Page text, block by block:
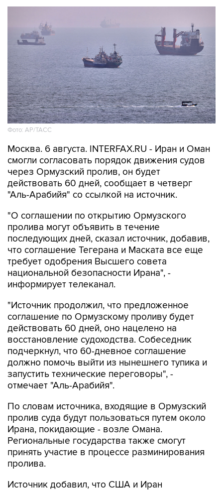
Фото: AP/ТАСС
Москва. 6 августа. INTERFAX.RU - Иран и Оман
смогли согласовать порядок движения судов
через Ормузский пролив, он будет
действовать 60 дней, сообщает в четверг
"Аль-Арабийя" со ссылкой на источник.
"О соглашении по открытию Ормузского
пролива могут объявить в течение
последующих дней, сказал источник, добавив,
что соглашение Тегерана и Маската все еще
требует одобрения Высшего совета
национальной безопасности Ирана", -
информирует телеканал.
"Источник продолжил, что предложенное
соглашение по Ормузскому проливу будет
действовать 60 дней, оно нацелено на
восстановление судоходства. Собеседник
подчеркнул, что 60-дневное соглашение
должно помочь выйти из нынешнего тупика и
запустить технические переговоры", -
отмечает "Аль-Арабийя".
По словам источника, входящие в Ормузский
пролив суда будут пользоваться путем около
Ирана, покидающие - возле Омана.
Региональные государства также смогут
принять участие в процессе разминирования
пролива.
Источник добавил, что США и Иран